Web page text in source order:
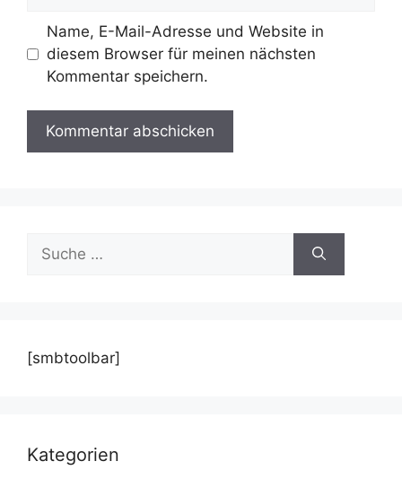
Name, E-Mail-Adresse und Website in
diesem Browser für meinen nächsten
Kommentar speichern.
Suche
nach:
[smbtoolbar]
Kategorien